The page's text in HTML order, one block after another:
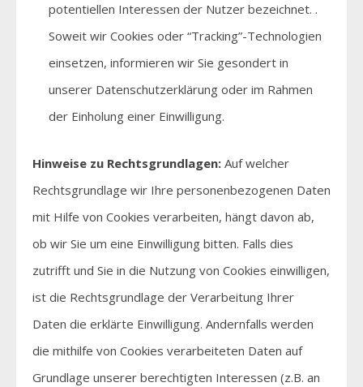
potentiellen Interessen der Nutzer bezeichnet. .
Soweit wir Cookies oder “Tracking”-Technologien
einsetzen, informieren wir Sie gesondert in
unserer Datenschutzerklärung oder im Rahmen
der Einholung einer Einwilligung.
Hinweise zu Rechtsgrundlagen: Auf welcher
Rechtsgrundlage wir Ihre personenbezogenen Daten
mit Hilfe von Cookies verarbeiten, hängt davon ab,
ob wir Sie um eine Einwilligung bitten. Falls dies
zutrifft und Sie in die Nutzung von Cookies einwilligen,
ist die Rechtsgrundlage der Verarbeitung Ihrer
Daten die erklärte Einwilligung. Andernfalls werden
die mithilfe von Cookies verarbeiteten Daten auf
Grundlage unserer berechtigten Interessen (z.B. an